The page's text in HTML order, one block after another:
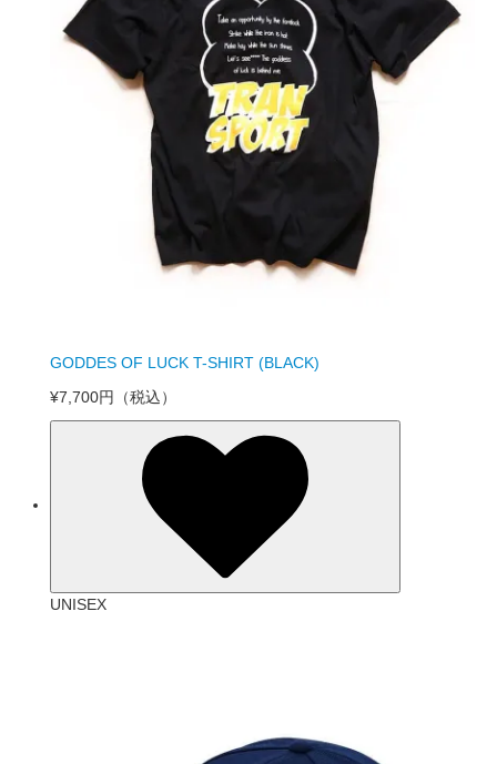
GODDES OF LUCK T-SHIRT (BLACK)
¥7,700円
（税込）
UNISEX